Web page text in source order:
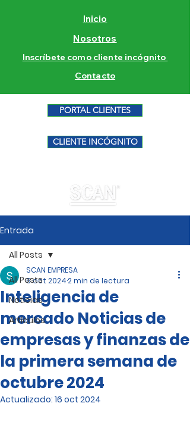
Inicio
Nosotros
Inscríbete como cliente incógnito
Contacto
PORTAL CLIENTES
CLIENTE INCÓGNITO
Entrada
All Posts
Noticias
Artículos
All Posts
Inteligencia de
mercado Noticias de
empresas y finanzas de
la primera semana de
octubre 2024
SCAN EMPRESA
6 oct 20242 min de lectura
Actualizado: 16 oct 2024